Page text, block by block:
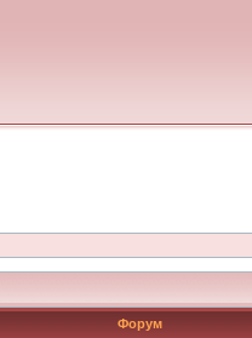
Форум